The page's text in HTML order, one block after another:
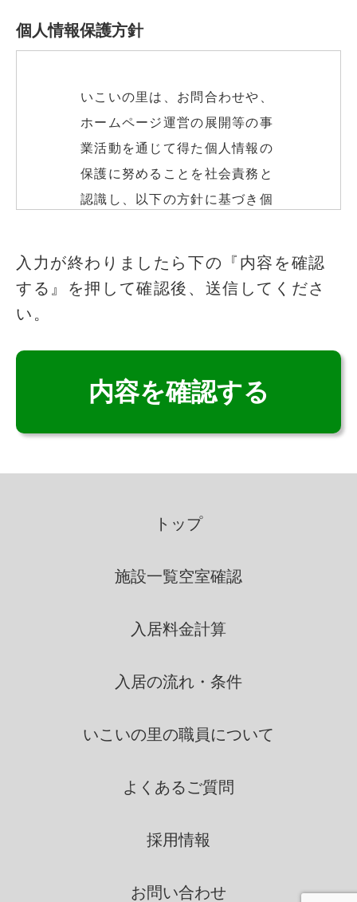
個人情報保護方針
いこいの里は、お問合わせや、
ホームページ運営の展開等の事
業活動を通じて得た個人情報の
保護に努めることを社会責務と
認識し、以下の方針に基づき個
個人情報の取得
致します。
個人情報の利用
の際に示した利用目的の範囲
者間との間で共同利用し、ま
者に依託する場合には、当該
第三者につき厳正な調査を行
ために、適正な監督を行いま
このフィールドは空のままにしてください
入力が終わりましたら下の『内容を確認
する』を押して確認後、送信してくださ
い。
トップ
施設一覧空室確認
入居料金計算
入居の流れ・条件
いこいの里の職員について
よくあるご質問
採用情報
お問い合わせ